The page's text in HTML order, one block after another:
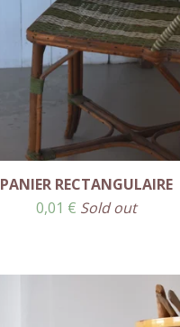
PANIER RECTANGULAIRE
0,01 € Sold out